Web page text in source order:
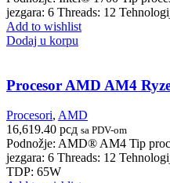
jezgara: 6 Threads: 12
Add to wishlist
Dodaj u korpu
Procesor AMD AM4
Procesori, AMD
16,619.40 рсд sa PDV-om
Podnožje: AMD® AM4 Tip
jezgara: 6 Threads: 12
TDP: 65W